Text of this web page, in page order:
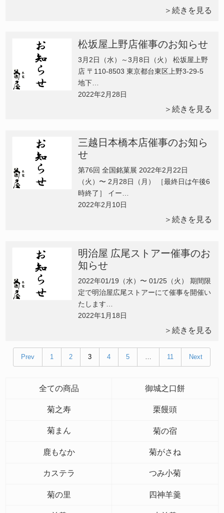
＞続きを見る
松坂屋上野店催事のお知らせ
3月2日（水）～3月8日（火） 松坂屋上野
店 〒110-8503 東京都台東区上野3-29-5
地下…
2022年2月28日
＞続きを見る
三越日本橋本店催事のお知ら
せ
第76回 全国銘菓展 2022年2月22日
（火）〜 2月28日（月） ［最終日は午後6
時終了］ イー…
2022年2月10日
＞続きを見る
明治屋 広尾ストアー催事のお
知らせ
2022年01/19（水）〜 01/25（火） 期間限
定で明治屋広尾ストアーにて催事を開催い
たします…
2022年1月18日
＞続きを見る
Prev 1 2 3 4 5 11 Next
全ての商品 御城之口餅
菊之寿 栗饅頭
菊まん 菊の宿
鹿もなか 菊がさね
カステラ つみ小菊
菊の里 四神羊羹